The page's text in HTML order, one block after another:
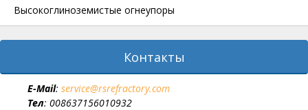
Высокоглиноземистые огнеупоры
Контакты
E-Мail: service@rsrefractory.com
Тел: 008637156010932